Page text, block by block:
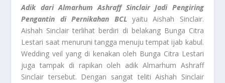
Adik dari Almarhum Ashraff Sinclair Jadi Pengiring
Pengantin di Pernikahan BCLyaitu Aishah Sinclair.
Aishah Sinclair terlihat berdiri di belakang Bunga Citra
Lestari saat menuruni tangga menuju tempat ijab kabul.
Wedding veil yang di kenakan oleh Bunga Citra Lestari
juga tampak di rapikan oleh adik Almarhum Ashraff
Sinclair tersebut. Dengan sangat teliti Aishah Sinclair